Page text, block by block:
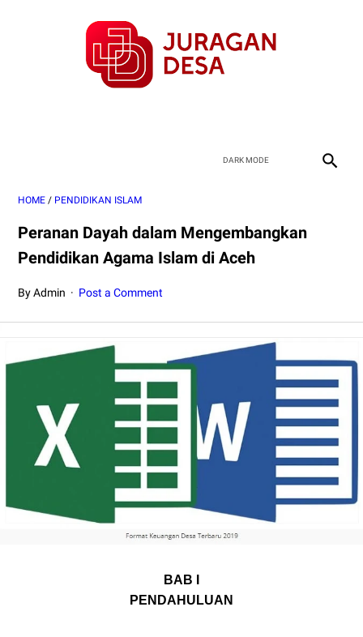
HOME / PENDIDIKAN ISLAM
Peranan Dayah dalam Mengembangkan
Pendidikan Agama Islam di Aceh
By Admin Post a Comment
BAB I
PENDAHULUAN